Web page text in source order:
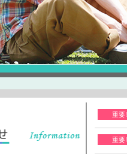
重要!
重要!